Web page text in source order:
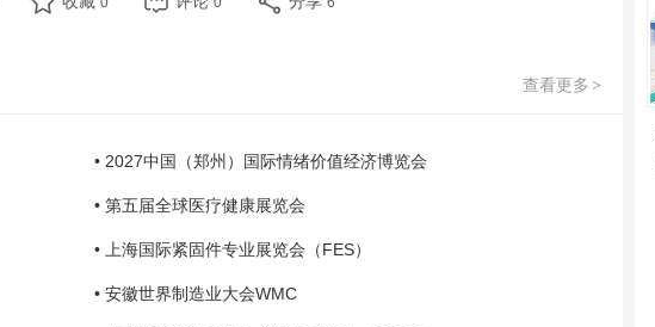
查看更多 >
• 2027中国（郑州）国际情绪价值经济博览会
• 第五届全球医疗健康展览会
• 上海国际紧固件专业展览会（FES）
• 安徽世界制造业大会WMC